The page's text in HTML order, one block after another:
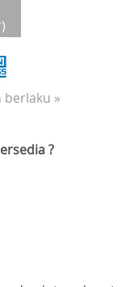
»
?